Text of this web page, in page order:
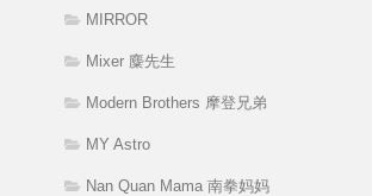
MIRROR
Mixer 麋先生
Modern Brothers 摩登兄弟
MY Astro
Nan Quan Mama 南拳妈妈